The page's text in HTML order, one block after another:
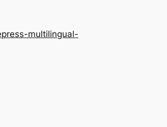
multilingual-